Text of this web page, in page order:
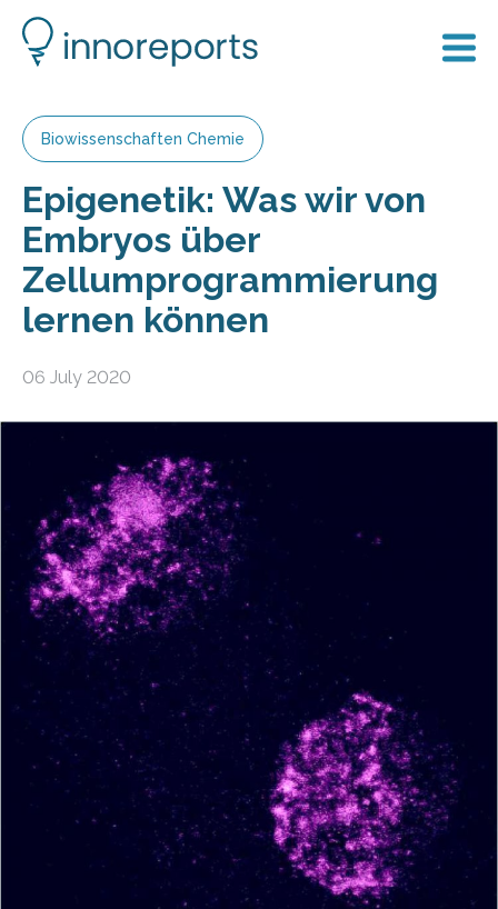
Biowissenschaften Chemie
Epigenetik: Was wir von
Embryos über
Zellumprogrammierung
lernen können
06 July 2020